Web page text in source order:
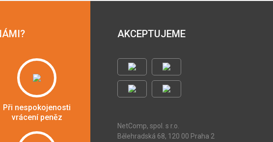
Při nespokojenosti
vrácení peněz
AKCEPTUJEME
NetComp, spol. s r.o.
Bělehradská 68, 120 00 Praha 2